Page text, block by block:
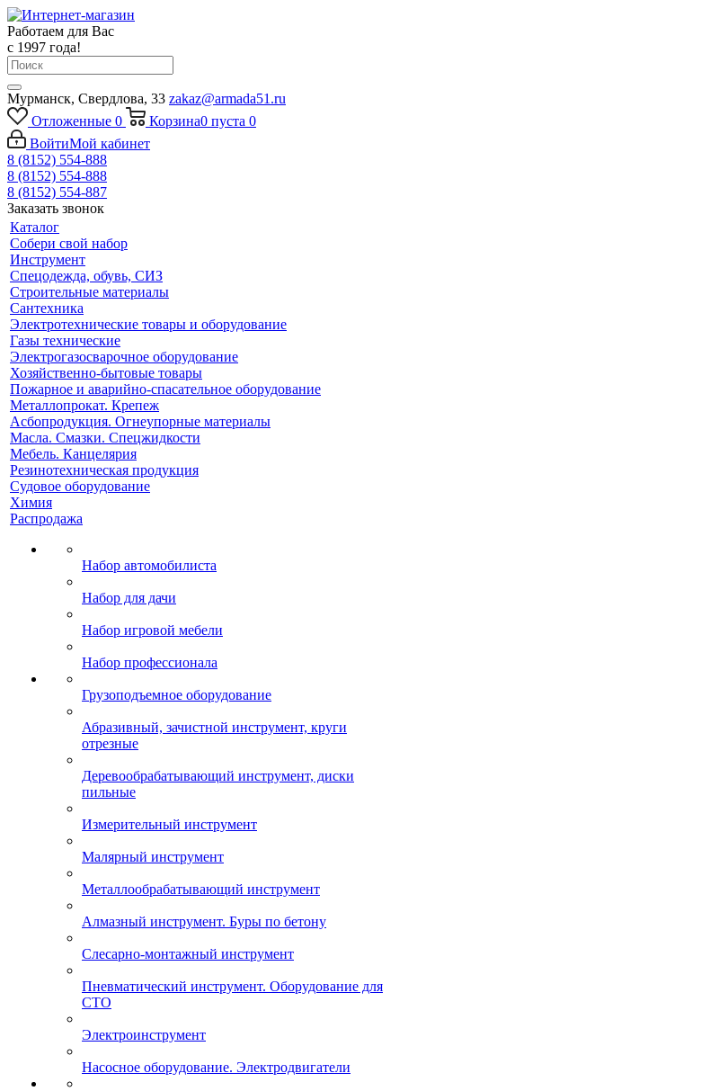
Работаем для Вас
с 1997 года!
Мурманск, Свердлова, 33 zakaz@armada51.ru
Отложенные 0 Корзина0 пуста 0
ВойтиМой кабинет
8 (8152) 554-888
8 (8152) 554-888
8 (8152) 554-887
Заказать звонок
Каталог
Собери свой набор
Инструмент
Спецодежда, обувь, СИЗ
Строительные материалы
Сантехника
Электротехнические товары и оборудование
Газы технические
Электрогазосварочное оборудование
Хозяйственно-бытовые товары
Пожарное и аварийно-спасательное оборудование
Металлопрокат. Крепеж
Асбопродукция. Огнеупорные материалы
Масла. Смазки. Спецжидкости
Мебель. Канцелярия
Резинотехническая продукция
Судовое оборудование
Химия
Распродажа
Набор автомобилиста
Набор для дачи
Набор игровой мебели
Набор профессионала
Грузоподъемное оборудование
Абразивный, зачистной инструмент, круги
отрезные
Деревообрабатывающий инструмент, диски
пильные
Измерительный инструмент
Малярный инструмент
Металлообрабатывающий инструмент
Алмазный инструмент. Буры по бетону
Слесарно-монтажный инструмент
Пневматический инструмент. Оборудование для
СТО
Электроинструмент
Насосное оборудование. Электродвигатели